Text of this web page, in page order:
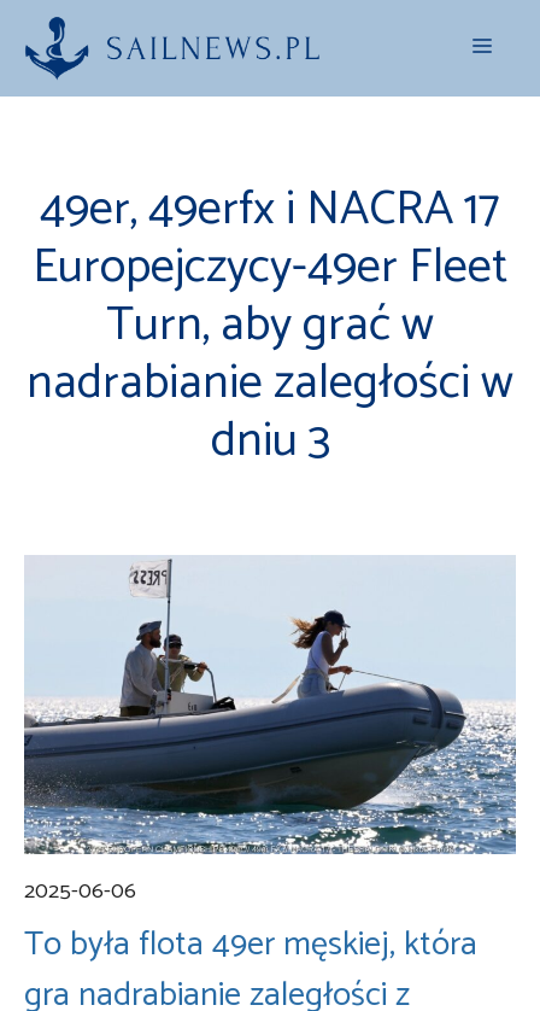
Przejdź
treści
Menu
49er, 49erfx i NACRA 17
Europejczycy-49er Fleet
Turn, aby grać w
nadrabianie zaległości w
dniu 3
2025-06-06
To była flota 49er męskiej, która
gra nadrabianie zaległości z